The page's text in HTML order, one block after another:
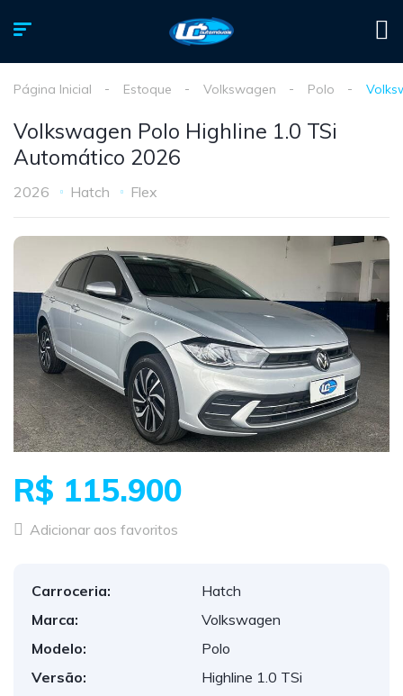
Página Inicial Estoque Volkswagen Polo
Volkswagen Polo Highline 1.0 TSi
Automático 2026
2026 Hatch Flex
R$ 115.900
Adicionar aos favoritos
Carroceria:
Hatch
Marca:
Volkswagen
Modelo:
Polo
Versão:
Highline 1.0 TSi